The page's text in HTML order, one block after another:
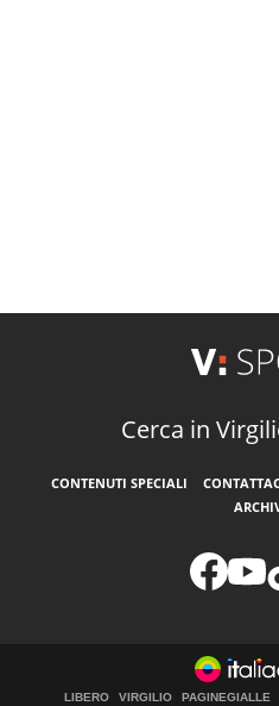
Cerca in
CONTENUTI SPECIALI
LIBERO VIRGILIO PAGINEGIALLE